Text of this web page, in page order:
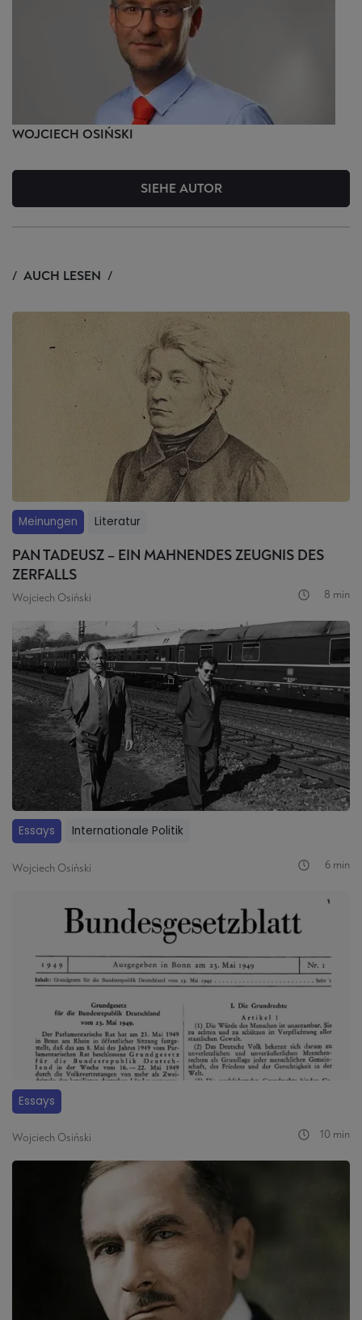
WOJCIECH OSIŃSKI
SIEHE AUTOR
AUCH LESEN
Meinungen Literatur
PAN TADEUSZ – EIN MAHNENDES ZEUGNIS DES
ZERFALLS
Wojciech Osiński 8 min
Essays Internationale Politik
Wojciech Osiński 6 min
Essays
Wojciech Osiński 10 min